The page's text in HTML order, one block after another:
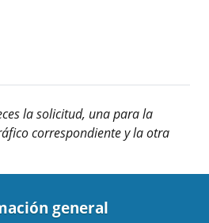
la solicitud, una para la
correspondiente y la otra
general